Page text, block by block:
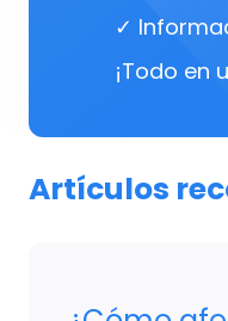
✓
¡Todo en
Artículos